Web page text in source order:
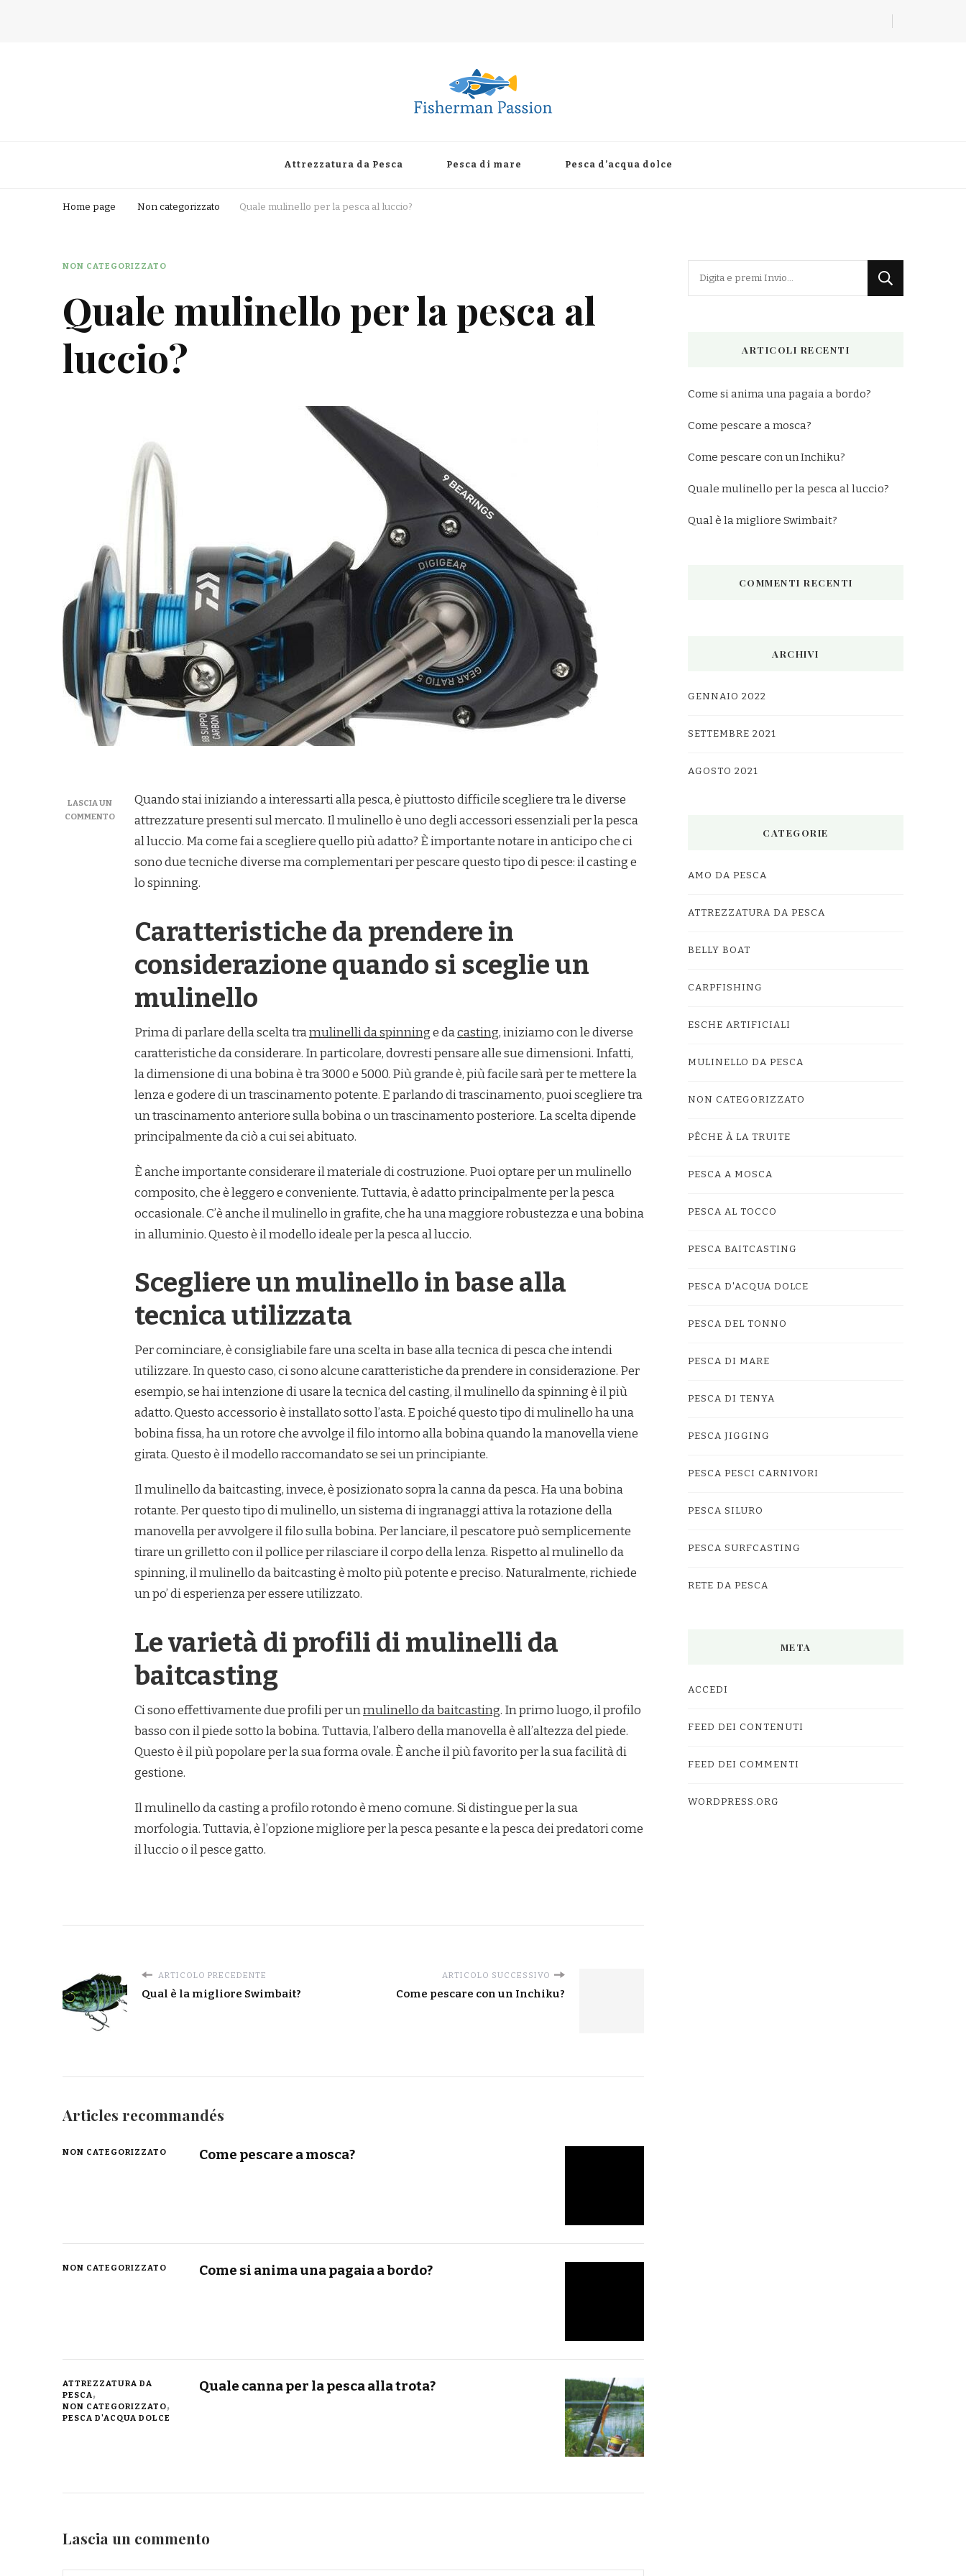
Attrezzatura da Pesca Pesca di mare Pesca d’acqua dolce
Home page Non categorizzato Quale mulinello per la pesca al luccio?
NON CATEGORIZZATO
Quale mulinello per la pesca al
luccio?
LASCIA UN
COMMENTOSU
MULINELLO
PESCA
Quando stai iniziando a interessarti alla pesca, è piuttosto difficile scegliere tra le diverse
attrezzature presenti sul mercato. Il mulinello è uno degli accessori essenziali per la pesca
al luccio. Ma come fai a scegliere quello più adatto? È importante notare in anticipo che ci
sono due tecniche diverse ma complementari per pescare questo tipo di pesce: il casting e
lo spinning.
Caratteristiche da prendere in
considerazione quando si sceglie un
mulinello
Prima di parlare della scelta tramulinelli da spinninge dacasting, iniziamo con le diverse
caratteristiche da considerare. In particolare, dovresti pensare alle sue dimensioni. Infatti,
la dimensione di una bobina è tra 3000 e 5000. Più grande è, più facile sarà per te mettere la
lenza e godere di un trascinamento potente. E parlando di trascinamento, puoi scegliere tra
un trascinamento anteriore sulla bobina o un trascinamento posteriore. La scelta dipende
principalmente da ciò a cui sei abituato.
È anche importante considerare il materiale di costruzione. Puoi optare per un mulinello
composito, che è leggero e conveniente. Tuttavia, è adatto principalmente per la pesca
occasionale. C’è anche il mulinello in grafite, che ha una maggiore robustezza e una bobina
in alluminio. Questo è il modello ideale per la pesca al luccio.
Scegliere un mulinello in base alla
tecnica utilizzata
Per cominciare, è consigliabile fare una scelta in base alla tecnica di pesca che intendi
utilizzare. In questo caso, ci sono alcune caratteristiche da prendere in considerazione. Per
esempio, se hai intenzione di usare la tecnica del casting, il mulinello da spinning è il più
adatto. Questo accessorio è installato sotto l’asta. E poiché questo tipo di mulinello ha una
bobina fissa, ha un rotore che avvolge il filo intorno alla bobina quando la manovella viene
girata. Questo è il modello raccomandato se sei un principiante.
Il mulinello da baitcasting, invece, è posizionato sopra la canna da pesca. Ha una bobina
rotante. Per questo tipo di mulinello, un sistema di ingranaggi attiva la rotazione della
manovella per avvolgere il filo sulla bobina. Per lanciare, il pescatore può semplicemente
tirare un grilletto con il pollice per rilasciare il corpo della lenza. Rispetto al mulinello da
spinning, il mulinello da baitcasting è molto più potente e preciso. Naturalmente, richiede
un po’ di esperienza per essere utilizzato.
Le varietà di profili di mulinelli da
baitcasting
Ci sono effettivamente due profili per unmulinello da baitcasting. In primo luogo, il profilo
basso con il piede sotto la bobina. Tuttavia, l’albero della manovella è all’altezza del piede.
Questo è il più popolare per la sua forma ovale. È anche il più favorito per la sua facilità di
gestione.
Il mulinello da casting a profilo rotondo è meno comune. Si distingue per la sua
morfologia. Tuttavia, è l’opzione migliore per la pesca pesante e la pesca dei predatori come
il luccio o il pesce gatto.
ARTICOLO PRECEDENTE
Qual è la migliore Swimbait?
ARTICOLO SUCCESSIVO
Come pescare con un Inchiku?
Articles recommandés
NON CATEGORIZZATO Come pescare a mosca?
NON CATEGORIZZATO Come si anima una pagaia a bordo?
ATTREZZATURA DA
PESCA
NON CATEGORIZZATO
PESCA D'ACQUA DOLCE
Quale canna per la pesca alla trota?
Lascia un commento
ARTICOLI RECENTI
Come si anima una pagaia a bordo?
Come pescare a mosca?
Come pescare con un Inchiku?
Quale mulinello per la pesca al luccio?
Qual è la migliore Swimbait?
COMMENTI RECENTI
ARCHIVI
GENNAIO 2022
SETTEMBRE 2021
AGOSTO 2021
CATEGORIE
AMO DA PESCA
ATTREZZATURA DA PESCA
BELLY BOAT
CARPFISHING
ESCHE ARTIFICIALI
MULINELLO DA PESCA
NON CATEGORIZZATO
PÊCHE À LA TRUITE
PESCA A MOSCA
PESCA AL TOCCO
PESCA BAITCASTING
PESCA D'ACQUA DOLCE
PESCA DEL TONNO
PESCA DI MARE
PESCA DI TENYA
PESCA JIGGING
PESCA PESCI CARNIVORI
PESCA SILURO
PESCA SURFCASTING
RETE DA PESCA
META
ACCEDI
FEED DEI CONTENUTI
FEED DEI COMMENTI
WORDPRESS.ORG